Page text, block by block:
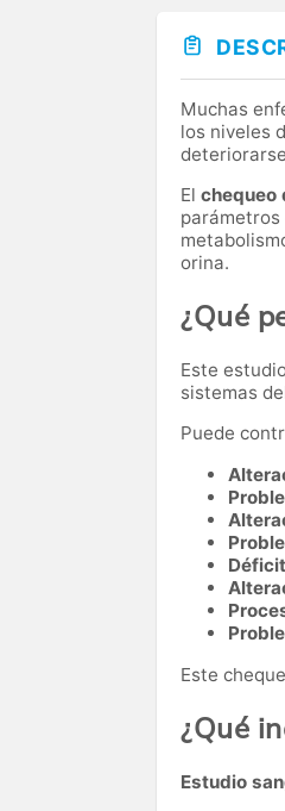
Muchas
los niveles
El chequeo
parámetros
orina.
¿Qué
Este
sistemas
Puede
Este
¿Qué
Estudio